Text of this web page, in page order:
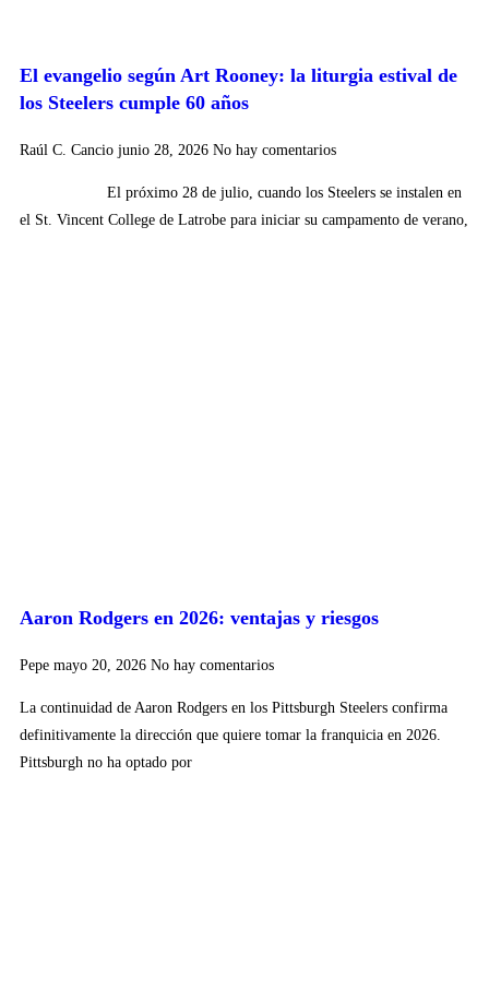
El evangelio según Art Rooney: la liturgia estival de
los Steelers cumple 60 años
Raúl C. Cancio junio 28, 2026 No hay comentarios
El próximo 28 de julio, cuando los Steelers se instalen en
el St. Vincent College de Latrobe para iniciar su campamento de verano,
Aaron Rodgers en 2026: ventajas y riesgos
Pepe mayo 20, 2026 No hay comentarios
La continuidad de Aaron Rodgers en los Pittsburgh Steelers confirma
definitivamente la dirección que quiere tomar la franquicia en 2026.
Pittsburgh no ha optado por